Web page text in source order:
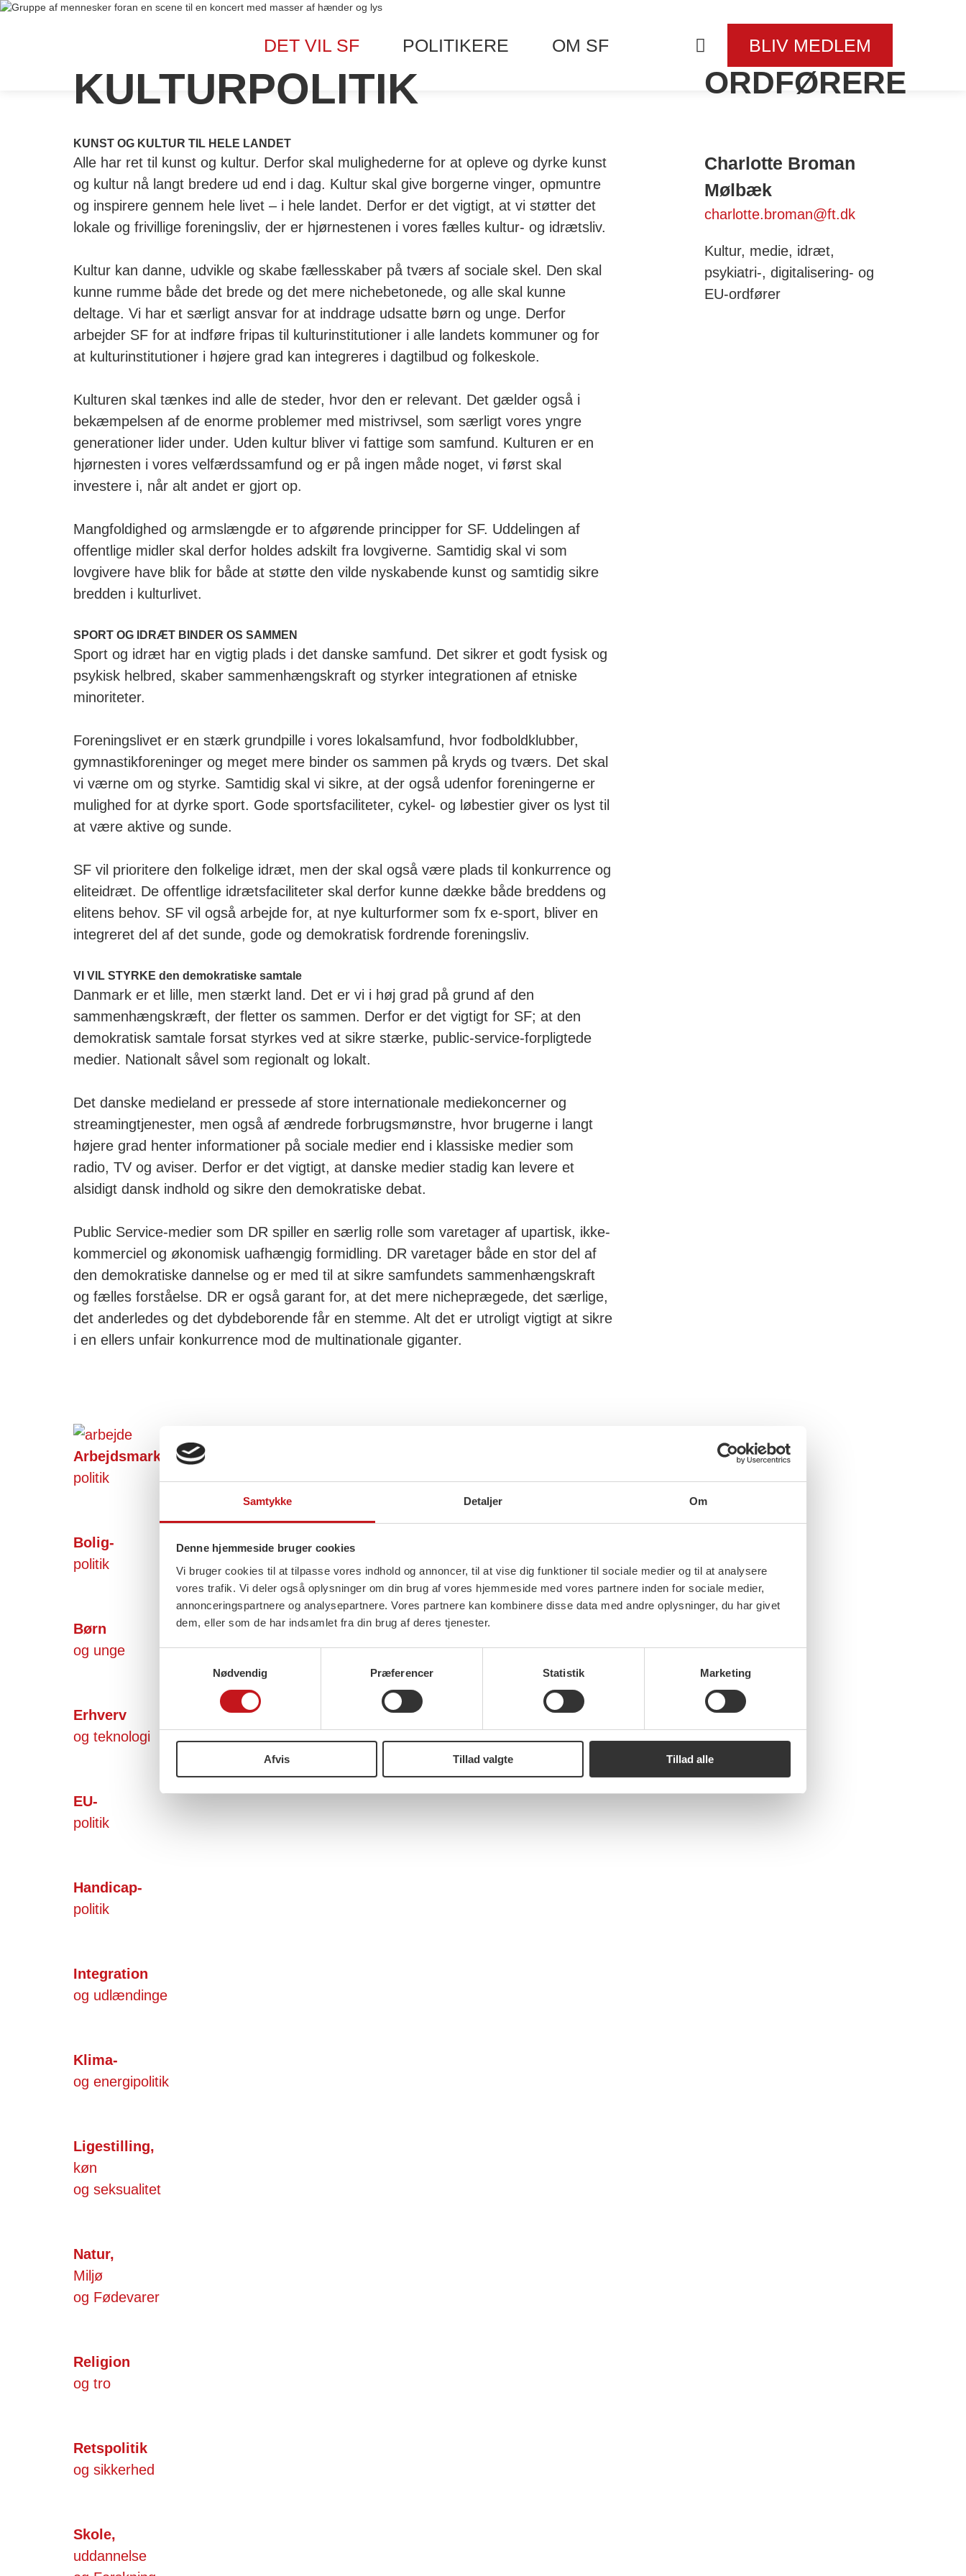
Samtykke Detaljer Om
Denne hjemmeside bruger cookies
Vi bruger cookies til at tilpasse vores indhold og annoncer, til at vise dig funktioner til sociale medier og til at analysere
vores trafik. Vi deler også oplysninger om din brug af vores hjemmeside med vores partnere inden for sociale medier,
annonceringspartnere og analysepartnere. Vores partnere kan kombinere disse data med andre oplysninger, du har givet
dem, eller som de har indsamlet fra din brug af deres tjenester.
Nødvendig
Præferencer Statistik Marketing
Afvis Tillad valgte Tillad alle
DET VIL SF POLITIKERE OM SF BLIV MEDLEM
KULTURPOLITIK
KUNST OG KULTUR TIL HELE LANDET
Alle har ret til kunst og kultur. Derfor skal mulighederne for at opleve og dyrke kunst
og kultur nå langt bredere ud end i dag. Kultur skal give borgerne vinger, opmuntre
og inspirere gennem hele livet – i hele landet. Derfor er det vigtigt, at vi støtter det
lokale og frivillige foreningsliv, der er hjørnestenen i vores fælles kultur- og idrætsliv.
Kultur kan danne, udvikle og skabe fællesskaber på tværs af sociale skel. Den skal
kunne rumme både det brede og det mere nichebetonede, og alle skal kunne
deltage. Vi har et særligt ansvar for at inddrage udsatte børn og unge. Derfor
arbejder SF for at indføre fripas til kulturinstitutioner i alle landets kommuner og for
at kulturinstitutioner i højere grad kan integreres i dagtilbud og folkeskole.
Kulturen skal tænkes ind alle de steder, hvor den er relevant. Det gælder også i
bekæmpelsen af de enorme problemer med mistrivsel, som særligt vores yngre
generationer lider under. Uden kultur bliver vi fattige som samfund. Kulturen er en
hjørnesten i vores velfærdssamfund og er på ingen måde noget, vi først skal
investere i, når alt andet er gjort op.
Mangfoldighed og armslængde er to afgørende principper for SF. Uddelingen af
offentlige midler skal derfor holdes adskilt fra lovgiverne. Samtidig skal vi som
lovgivere have blik for både at støtte den vilde nyskabende kunst og samtidig sikre
bredden i kulturlivet.
SPORT OG IDRÆT BINDER OS SAMMEN
Sport og idræt har en vigtig plads i det danske samfund. Det sikrer et godt fysisk og
psykisk helbred, skaber sammenhængskraft og styrker integrationen af etniske
minoriteter.
Foreningslivet er en stærk grundpille i vores lokalsamfund, hvor fodboldklubber,
gymnastikforeninger og meget mere binder os sammen på kryds og tværs. Det skal
vi værne om og styrke. Samtidig skal vi sikre, at der også udenfor foreningerne er
mulighed for at dyrke sport. Gode sportsfaciliteter, cykel- og løbestier giver os lyst til
at være aktive og sunde.
SF vil prioritere den folkelige idræt, men der skal også være plads til konkurrence og
eliteidræt. De offentlige idrætsfaciliteter skal derfor kunne dække både breddens og
elitens behov. SF vil også arbejde for, at nye kulturformer som fx e-sport, bliver en
integreret del af det sunde, gode og demokratisk fordrende foreningsliv.
VI VIL STYRKE den demokratiske samtale
Danmark er et lille, men stærkt land. Det er vi i høj grad på grund af den
sammenhængskræft, der fletter os sammen. Derfor er det vigtigt for SF; at den
demokratisk samtale forsat styrkes ved at sikre stærke, public-service-forpligtede
medier. Nationalt såvel som regionalt og lokalt.
Det danske medieland er pressede af store internationale mediekoncerner og
streamingtjenester, men også af ændrede forbrugsmønstre, hvor brugerne i langt
højere grad henter informationer på sociale medier end i klassiske medier som
radio, TV og aviser. Derfor er det vigtigt, at danske medier stadig kan levere et
alsidigt dansk indhold og sikre den demokratiske debat.
Public Service-medier som DR spiller en særlig rolle som varetager af upartisk, ikke-
kommerciel og økonomisk uafhængig formidling. DR varetager både en stor del af
den demokratiske dannelse og er med til at sikre samfundets sammenhængskraft
og fælles forståelse. DR er også garant for, at det mere nicheprægede, det særlige,
det anderledes og det dybdeborende får en stemme. Alt det er utroligt vigtigt at sikre
i en ellers unfair konkurrence mod de multinationale giganter.
ORDFØRERE
Charlotte Broman
Mølbæk
charlotte.broman@ft.dk
Kultur, medie, idræt,
psykiatri-, digitalisering- og
EU-ordfører
Arbejdsmarkeds-
politik
Bolig-
politik
Børn
og unge
Erhverv
og teknologi
EU-
politik
Handicap-
politik
Integration
og udlændinge
Klima-
og energipolitik
Ligestilling,
køn
og seksualitet
Natur,
Miljø
og Fødevarer
Religion
og tro
Retspolitik
og sikkerhed
Skole,
uddannelse